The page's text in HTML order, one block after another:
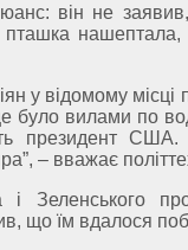
він не
пташка
у відомому
було вилами по
президент
– вважає
і Зеленського
що їм вдалося